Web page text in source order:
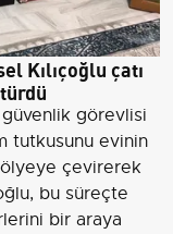
Kılıçoğlu çatı
görevlisi
tutkusunu evinin
çevirerek
bu süreçte
bir araya